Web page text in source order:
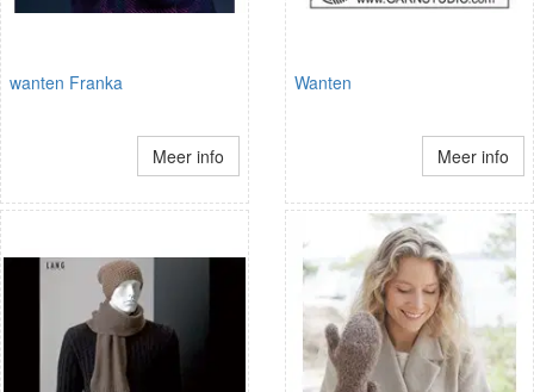
wanten Franka
Meer info
Wanten
Meer info